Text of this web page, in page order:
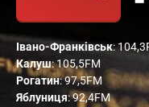
Івано-Франківськ:
Калуш: 105,5FM
Рогатин: 97,5FM
Яблуниця: 92,4FM